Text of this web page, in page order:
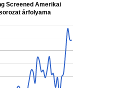
Screened Amerikai
árfolyama